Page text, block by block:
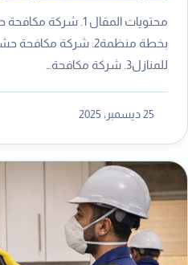
محتويات المقال 1.
بخطة منظمة2. شركة
للمنازل3. شركة مكافحة…
25 ديسمبر، 2025